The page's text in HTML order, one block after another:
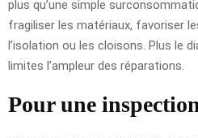
plus qu’une simple
fragiliser les matériaux, favoriser
l’isolation ou les cloisons. Plus le
limites l’ampleur des réparations.
Pour une inspection